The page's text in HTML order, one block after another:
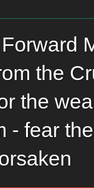
the
the
- fear